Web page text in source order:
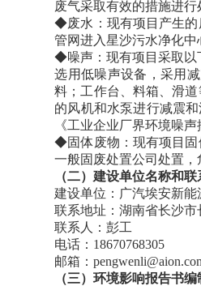
废气采取有效的措施进行
◆废水：现有项目产生的
管网进入星沙污水净化中
◆噪声：现有项目采取以
选用低噪声设备，采用
料；工作台、料箱、滑
的风机和水泵进行减震
《工业企业厂界环境噪
◆固体废物：现有项目固
一般固废处置公司处置
（二）建设单位名称和
建设单位：广汽埃安新能
联系地址：湖南省长沙
联系人：彭工
电话：18670768305
邮箱：
（三）环境影响报告书